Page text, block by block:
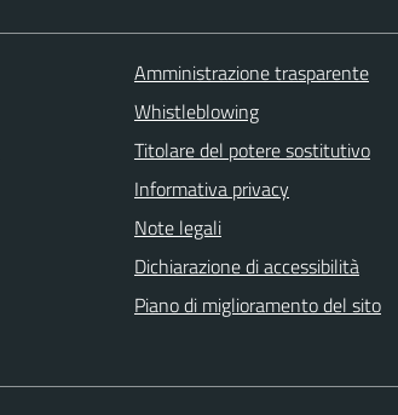
Amministrazione trasparente
Whistleblowing
Titolare del potere sostitutivo
Informativa privacy
Note legali
Dichiarazione di accessibilità
Piano di miglioramento del sito